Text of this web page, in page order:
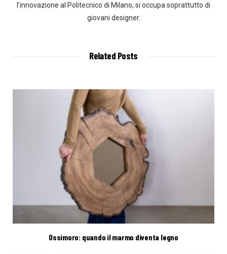
l’innovazione al Politecnico di Milano, si occupa soprattutto di
giovani designer.
Related Posts
Ossimoro: quando il marmo diventa legno